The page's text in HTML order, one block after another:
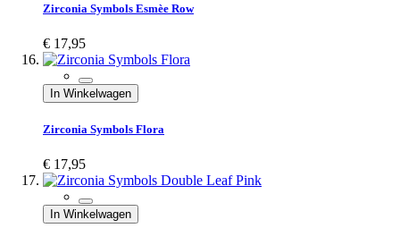
Zirconia Symbols Esmèe Row
€ 17,95
In Winkelwagen
Zirconia Symbols Flora
€ 17,95
In Winkelwagen